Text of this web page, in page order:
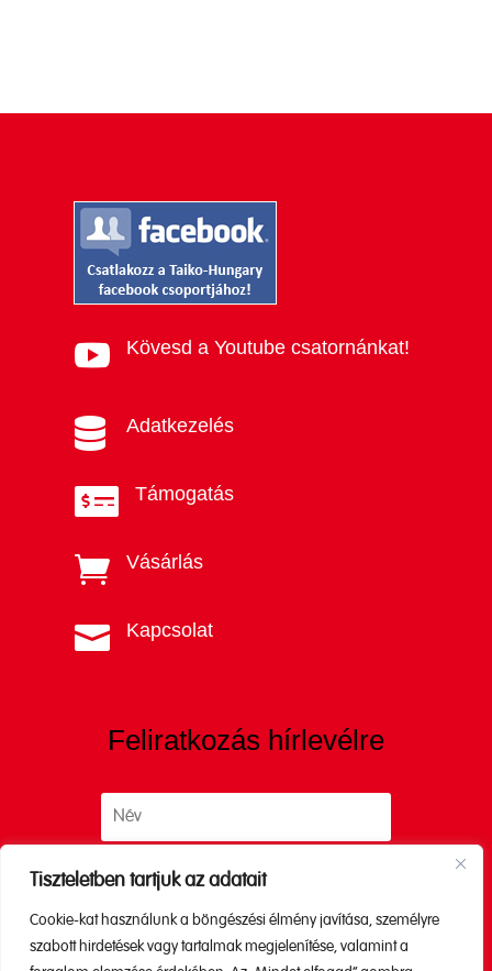
Tiszteletben tartjuk az adatait
Cookie-kat használunk a böngészési élmény javítása, személyre
szabott hirdetések vagy tartalmak megjelenítése, valamint a
 Kövesd a Youtube csatornánkat!
 Adatkezelés
 Támogatás
 Vásárlás
 Kapcsolat
Feliratkozás hírlevélre
Küldés